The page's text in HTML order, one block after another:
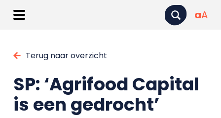
aA
Terug naar overzicht
SP: ‘Agrifood Capital
is een gedrocht’